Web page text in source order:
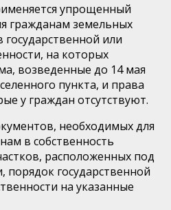
упрощенный
гражданам земельных
государственной или
на которых
возведенные до 14 мая
пункта, и права
у граждан отсутствуют.
необходимых для
в собственность
расположенных под
государственной
на указанные